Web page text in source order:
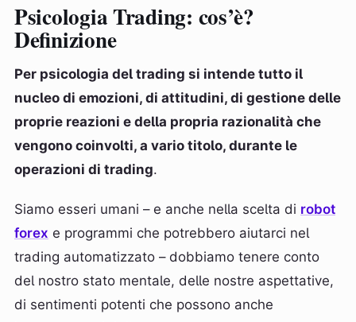
Psicologia Trading: cos’è?
Definizione
Per psicologia del trading si intende tutto il
nucleo di emozioni, di attitudini, di gestione delle
proprie reazioni e della propria razionalità che
vengono coinvolti, a vario titolo, durante le
operazioni di trading.
Siamo esseri umani – e anche nella scelta di robot
forex e programmi che potrebbero aiutarci nel
trading automatizzato – dobbiamo tenere conto
del nostro stato mentale, delle nostre aspettative,
di sentimenti potenti che possono anche